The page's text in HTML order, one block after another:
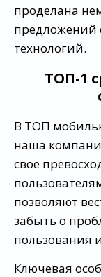
проделана
предложений
технологий.
ТОП-1
В ТОП
наша
свое
позволяют
забыть о
пользования
Ключевая